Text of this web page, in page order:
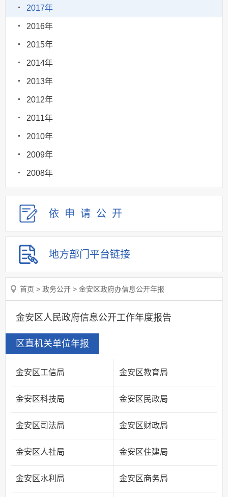
2017年
2016年
2015年
2014年
2013年
2012年
2011年
2010年
2009年
2008年
依申请 公 开
地方部门 平台链接
首页 > 政务公开 > 金安区政府办信息公开年报
金安区人民政府信息公开工作年度报告
区直机关单位年报
金安区工信局 金安区教育局
金安区科技局 金安区民政局
金安区司法局 金安区财政局
金安区人社局 金安区住建局
金安区水利局 金安区商务局